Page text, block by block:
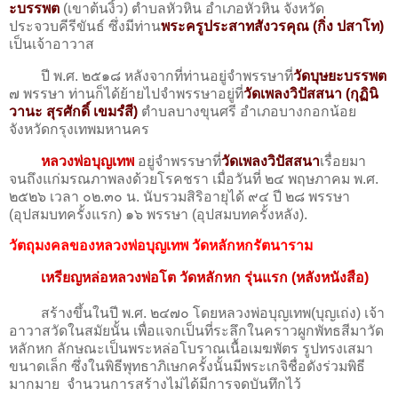
ะบรรพต (เขาต้นงิ้ว) ตำบลหัวหิน อำเภอหัวหิน จังหวัด
ประจวบคีรีขันธ์ ซึ่งมีท่านพระครูประสาทสังวรคุณ (กิ่ง ปสาโท)
เป็นเจ้าอาวาส
ปี พ.ศ. ๒๕๑๘ หลังจากที่ท่านอยู่จําพรรษาที่วัดบุษยะบรรพต
๗ พรรษา ท่านก็ได้ย้ายไปจำพรรษาอยู่ที่วัดเพลงวิปัสสนา (กุฏินิ
วานะ สุรศักดิ์ เขมรํสี) ตำบลบางขุนศรี อำเภอบางกอกน้อย
จังหวัดกรุงเทพมหานคร
หลวงพ่อบุญเทพ อยู่จำพรรษาที่วัดเพลงวิปัสสนาเรื่อยมา
จนถึงแก่มรณภาพลงด้วยโรคชรา เมื่อวันที่ ๒๔ พฤษภาคม พ.ศ.
๒๕๒๖ เวลา ๐๒.๓๐ น. นับรวมสิริอายุได้ ๙๔ ปี ๒๘ พรรษา
(อุปสมบทครั้งแรก) ๑๖ พรรษา (อุปสมบทครั้งหลัง).
วัตถุมงคลของหลวงพ่อบุญเทพ วัดหลักหกรัตนาราม
เหรียญหล่อหลวงพ่อโต วัดหลักหก รุ่นแรก (หลังหนังสือ)
สร้างขึ้นในปี พ.ศ. ๒๔๗๐ โดยหลวงพ่อบุญเทพ(บุญเถ่ง) เจ้า
อาวาสวัดในสมัยนั้น เพื่อแจกเป็นที่ระลึกในคราวผูกพัทธสีมาวัด
หลักหก ลักษณะเป็นพระหล่อโบราณเนื้อเมฆพัตร รูปทรงเสมา
ขนาดเล็ก ซึ่งในพิธีพุทธาภิเษกครั้งนั้นมีพระเกจิชื่อดังร่วมพิธี
มากมาย จำนวนการสร้างไม่ได้มีการจดบันทึกไว้